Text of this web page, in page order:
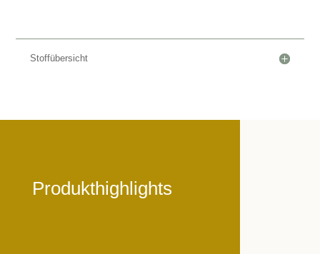
Stoffübersicht
Produkthighlights